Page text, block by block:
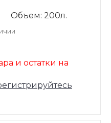
Объем: 200л.
и остатки на